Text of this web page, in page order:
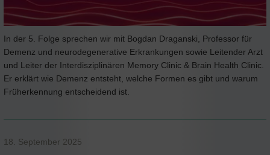
In der 5. Folge sprechen wir mit Bogdan Draganski, Professor für
Demenz und neurodegenerative Erkrankungen sowie Leitender Arzt
und Leiter der Interdisziplinären Memory Clinic & Brain Health Clinic.
Er erklärt wie Demenz entsteht, welche Formen es gibt und warum
Früherkennung entscheidend ist.
18. September 2025